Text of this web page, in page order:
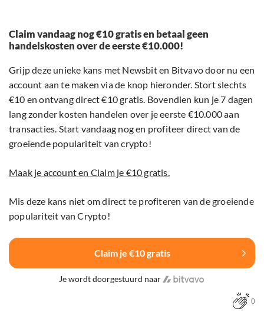
Claim vandaag nog €10 gratis en betaal geen
handelskosten over de eerste €10.000!
Grijp deze unieke kans met Newsbit en Bitvavo door nu een
account aan te maken via de knop hieronder. Stort slechts
€10 en ontvang direct €10 gratis. Bovendien kun je 7 dagen
lang zonder kosten handelen over je eerste €10.000 aan
transacties. Start vandaag nog en profiteer direct van de
groeiende populariteit van crypto!
Maak je account en Claim je €10 gratis.
Mis deze kans niet om direct te profiteren van de groeiende
populariteit van Crypto!
Claim je €10 gratis
Je wordt doorgestuurd naar
0